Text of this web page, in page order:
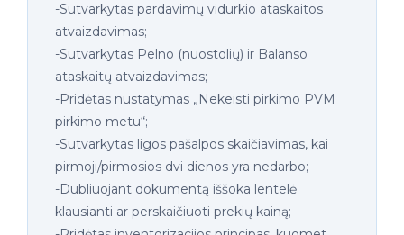
-Sutvarkytas pardavimų vidurkio ataskaitos
atvaizdavimas;
-Sutvarkytas Pelno (nuostolių) ir Balanso
ataskaitų atvaizdavimas;
-Pridėtas nustatymas „Nekeisti pirkimo PVM
pirkimo metu“;
-Sutvarkytas ligos pašalpos skaičiavimas, kai
pirmoji/pirmosios dvi dienos yra nedarbo;
-Dubliuojant dokumentą iššoka lentelė
klausianti ar perskaičiuoti prekių kainą;